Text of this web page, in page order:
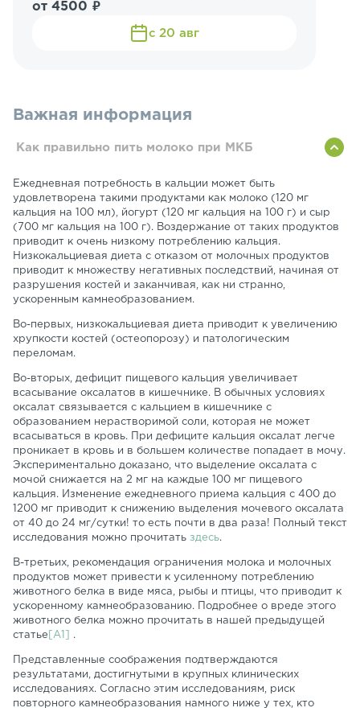
от 4500 ₽
с 20 авг
Важная информация
Как правильно пить молоко при МКБ
Ежедневная потребность в кальции может быть
удовлетворена такими продуктами как молоко (120 мг
кальция на 100 мл), йогурт (120 мг кальция на 100 г) и сыр
(700 мг кальция на 100 г). Воздержание от таких продуктов
приводит к очень низкому потреблению кальция.
Низкокальциевая диета с отказом от молочных продуктов
приводит к множеству негативных последствий, начиная от
разрушения костей и заканчивая, как ни странно,
ускоренным камнеобразованием.
Во-первых, низкокальциевая диета приводит к увеличению
хрупкости костей (остеопорозу) и патологическим
переломам.
Во-вторых, дефицит пищевого кальция увеличивает
всасывание оксалатов в кишечнике. В обычных условиях
оксалат связывается с кальцием в кишечнике с
образованием нерастворимой соли, которая не может
всасываться в кровь. При дефиците кальция оксалат легче
проникает в кровь и в большем количестве попадает в мочу.
Экспериментально доказано, что выделение оксалата с
мочой снижается на 2 мг на каждые 100 мг пищевого
кальция. Изменение ежедневного приема кальция с 400 до
1200 мг приводит к снижению выделения мочевого оксалата
от 40 до 24 мг/сутки! то есть почти в два раза! Полный текст
исследования можно прочитать здесь.
В-третьих, рекомендация ограничения молока и молочных
продуктов может привести к усиленному потреблению
животного белка в виде мяса, рыбы и птицы, что приводит к
ускоренному камнеобразованию. Подробнее о вреде этого
животного белка можно прочитать в нашей предыдущей
статье [А1] .
Представленные соображения подтверждаются
результатами, достигнутыми в крупных клинических
исследованиях. Согласно этим исследованиям, риск
повторного камнеобразования намного ниже у тех, кто